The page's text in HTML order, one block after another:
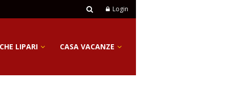
Login
LIPARI CASA VACANZE